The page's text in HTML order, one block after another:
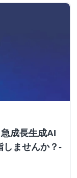
成長生成AI
しませんか？-